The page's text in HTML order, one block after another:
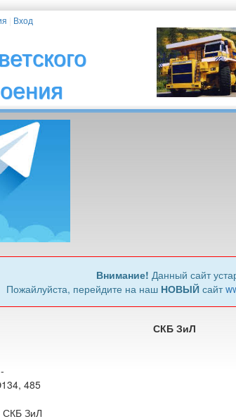
Вход
Внимание! Данный сайт
Пожайлуйста, перейдите на наш НОВЫЙ сайт
СКБ ЗиЛ
-
485
СКБ ЗиЛ